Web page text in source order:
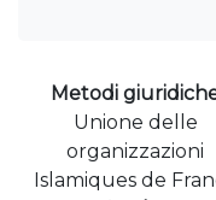
Metodi
Unione delle
organizzazioni
Islamiques de